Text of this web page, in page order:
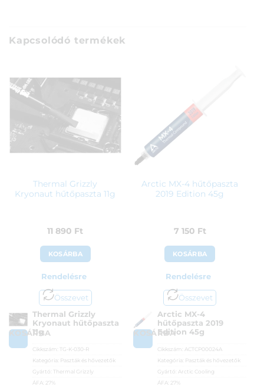
Kapcsolódó termékek
Thermal Grizzly
Kryonaut hűtőpaszta 11g
11 890 Ft
KOSÁRBA
Rendelésre
Összevet
KOSÁRBA
Thermal Grizzly
Kryonaut hűtőpaszta
11g
Cikkszám:
TG-K-030-R
Kategória: Paszták és hővezetők
Gyártó:
Thermal Grizzly
ÁFA: 27%
Arctic MX-4 hűtőpaszta
2019 Edition 45g
7 150 Ft
KOSÁRBA
Rendelésre
Összevet
KOSÁRBA
Arctic MX-4
hűtőpaszta 2019
Edition 45g
Cikkszám: ACTCP00024A
Kategória: Paszták és hővezetők
Gyártó: Arctic Cooling
ÁFA: 27%